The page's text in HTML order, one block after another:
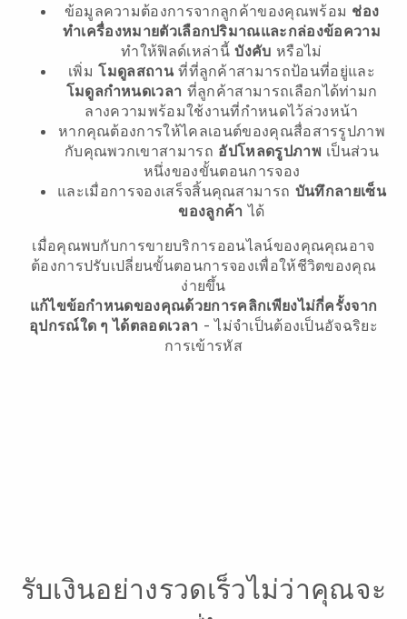
ข้อมูลความต้องการจากลูกค้าของคุณพร้อม ช่อง
ทำเครื่องหมายตัวเลือกปริมาณและกล่องข้อความ
ทำให้ฟิลด์เหล่านี้บังคับ หรือไม่
เพิ่มโมดูลสถานที่ที่ลูกค้าสามารถป้อนที่อยู่และ
โมดูลกำหนดเวลา ที่ลูกค้าสามารถเลือกได้ท่ามก
ลางความพร้อมใช้งานที่กำหนดไว้ล่วงหน้า
หากคุณต้องการให้ไคลเอนต์ของคุณสื่อสารรูปภาพ
กับคุณพวกเขาสามารถ อัปโหลดรูปภาพ เป็นส่วน
หนึ่งของขั้นตอนการจอง
และเมื่อการจองเสร็จสิ้นคุณสามารถ บันทึกลายเซ็น
ของลูกค้า ได้
เมื่อคุณพบกับการขายบริการออนไลน์ของคุณคุณอาจ
ต้องการปรับเปลี่ยนขั้นตอนการจองเพื่อให้ชีวิตของคุณ
ง่ายขึ้น
แก้ไขข้อกำหนดของคุณด้วยการคลิกเพียงไม่กี่ครั้งจาก
อุปกรณ์ใด ๆ ได้ตลอดเวลา - ไม่จำเป็นต้องเป็นอัจฉริยะ
การเข้ารหัส
รับเงินอย่างรวดเร็วไม่ว่าคุณจะ